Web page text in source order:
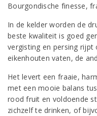
Bourgondische finesse,
In de kelder worden de
beste kwaliteit is goed
vergisting en persing
eikenhouten vaten, de
Het levert een fraaie,
met een mooie balans
rood fruit en voldoende
zichzelf te drinken, of